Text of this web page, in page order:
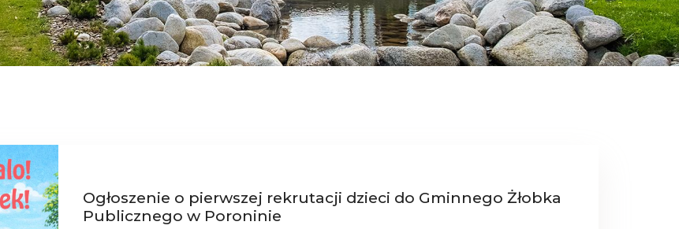
Ogłoszenie o pierwszej rekrutacji dzieci do Gminnego Żłobka
Publicznego w Poroninie